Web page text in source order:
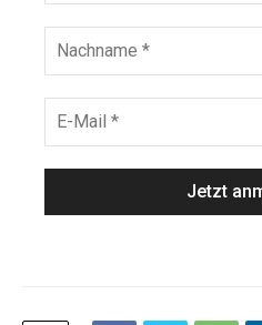
r
n
m
c
h
a
M
a
l